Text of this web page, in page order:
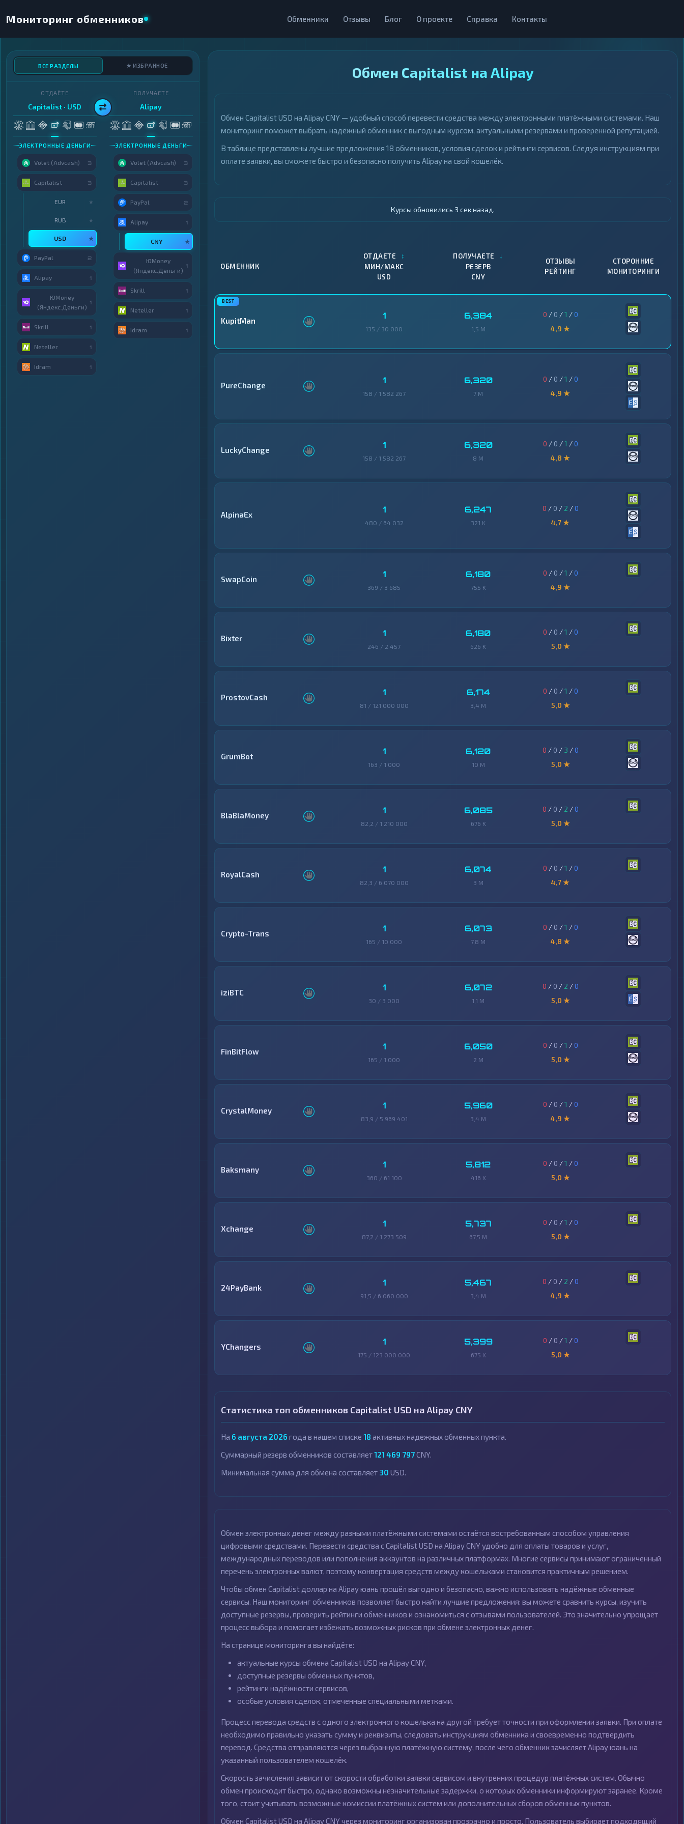
Мониторинг обменников Обменники Отзывы Блог О проекте Справка Контакты
Обмен Capitalist на Alipay
Обмен Capitalist USD на Alipay CNY — удобный способ перевести средства между электронными платёжными системами. Наш
мониторинг поможет выбрать надёжный обменник с выгодным курсом, актуальными резервами и проверенной репутацией.
В таблице представлены лучшие предложения 18 обменников, условия сделок и рейтинги сервисов. Следуя инструкциям при
оплате заявки, вы сможете быстро и безопасно получить Alipay на свой кошелёк.
Курсы обновились 4 сек назад.
ОБМЕННИК
ОТДАЕТЕ ↕
МИН/МАКС
USD
ПОЛУЧАЕТЕ ↓
РЕЗЕРВ
CNY
ОТЗЫВЫ
РЕЙТИНГ
СТОРОННИЕ
МОНИТОРИНГИ
KupitMan 1
135 / 30 000
6,384
1,5 M
0 / 0 /1 /0
4,9 ★
PureChange 1
158 / 1 582 267
6,320
7 M
0 / 0 /1 /0
4,9 ★
LuckyChange 1
158 / 1 582 267
6,320
8 M
0 / 0 /1 /0
4,8 ★
AlpinaEx 1
480 / 64 032
6,247
321 K
0 / 0 / 2 /0
4,7 ★
SwapCoin 1
369 / 3 685
6,180
755 K
0 / 0 /1 /0
4,9 ★
Bixter 1
246 / 2 457
6,180
626 K
0 / 0 /1 /0
5,0 ★
ProstovCash 1
81 / 121 000 000
6,174
3,4 M
0 / 0 /1 /0
5,0 ★
GrumBot 1
163 / 1 000
6,120
10 M
0 / 0 / 3 /0
5,0 ★
BlaBlaMoney 1
82,2 / 1 210 000
6,085
676 K
0 / 0 / 2 /0
5,0 ★
RoyalCash 1
82,3 / 6 070 000
6,074
3 M
0 / 0 /1 /0
4,7 ★
Crypto-Trans 1
165 / 10 000
6,073
7,8 M
0 / 0 /1 /0
4,8 ★
iziBTC 1
30 / 3 000
6,072
1,1 M
0 / 0 / 2 /0
5,0 ★
FinBitFlow 1
165 / 1 000
6,050
2 M
0 / 0 /1 /0
5,0 ★
CrystalMoney 1
83,9 / 5 969 401
5,960
3,4 M
0 / 0 /1 /0
4,9 ★
Baksmany 1
360 / 61 100
5,812
416 K
0 / 0 /1 /0
5,0 ★
Xchange 1
87,2 / 1 273 509
5,737
67,5 M
0 / 0 /1 /0
5,0 ★
24PayBank 1
91,5 / 6 060 000
5,467
3,4 M
0 / 0 / 2 /0
4,9 ★
YChangers 1
175 / 123 000 000
5,399
675 K
0 / 0 /1 /0
5,0 ★
Статистика топ обменников Capitalist USD на Alipay CNY
На 6 августа 2026 года в нашем списке 18 активных надежных обменных пункта.
Суммарный резерв обменников составляет121 469 797CNY.
Минимальная сумма для обмена составляет 30 USD.
Обмен электронных денег между разными платёжными системами остаётся востребованным способом управления
цифровыми средствами. Перевести средства с Capitalist USD на Alipay CNY удобно для оплаты товаров и услуг,
международных переводов или пополнения аккаунтов на различных платформах. Многие сервисы принимают ограниченный
перечень электронных валют, поэтому конвертация средств между кошельками становится практичным решением.
Чтобы обмен Capitalist доллар на Alipay юань прошёл выгодно и безопасно, важно использовать надёжные обменные
сервисы. Наш мониторинг обменников позволяет быстро найти лучшие предложения: вы можете сравнить курсы, изучить
доступные резервы, проверить рейтинги обменников и ознакомиться с отзывами пользователей. Это значительно упрощает
процесс выбора и помогает избежать возможных рисков при обмене электронных денег.
На странице мониторинга вы найдёте:
актуальные курсы обмена Capitalist USD на Alipay CNY,
доступные резервы обменных пунктов,
рейтинги надёжности сервисов,
особые условия сделок, отмеченные специальными метками.
Процесс перевода средств с одного электронного кошелька на другой требует точности при оформлении заявки. При оплате
необходимо правильно указать сумму и реквизиты, следовать инструкциям обменника и своевременно подтвердить
перевод. Средства отправляются через выбранную платёжную систему, после чего обменник зачисляет Alipay юань на
указанный пользователем кошелёк.
Скорость зачисления зависит от скорости обработки заявки сервисом и внутренних процедур платёжных систем. Обычно
обмен происходит быстро, однако возможны незначительные задержки, о которых обменники информируют заранее. Кроме
того, стоит учитывать возможные комиссии платёжных систем или дополнительных сборов обменных пунктов.
Обмен Capitalist USD на Alipay CNY через мониторинг организован прозрачно и просто. Пользователь выбирает подходящий
ВСЕ РАЗДЕЛЫ ★ ИЗБРАННОЕ
ОТДАЁТЕ
Capitalist · USD
ЭЛЕКТРОННЫЕ ДЕНЬГИ
Volet (Advcash) 3
Capitalist 3
EUR ★
RUB ★
USD ★
PayPal 2
Alipay 1
ЮMoney
(Яндекс.Деньги)
1
Skrill 1
Neteller 1
Idram 1
ПОЛУЧАЕТЕ
Alipay
ЭЛЕКТРОННЫЕ ДЕНЬГИ
Volet (Advcash) 3
Capitalist 3
PayPal 2
Alipay 1
CNY ★
ЮMoney
(Яндекс.Деньги)
1
Skrill 1
Neteller 1
Idram 1